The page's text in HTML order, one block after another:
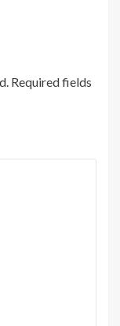
Required fields